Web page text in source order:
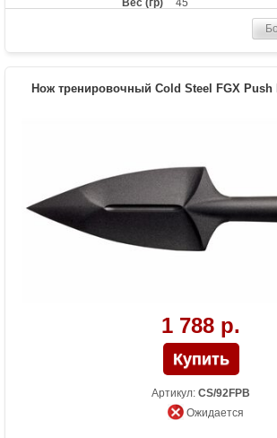
Вес (гр)
45
Нож тренировочный Cold Steel FGX Push
1 788 р.
Артикул: CS/92FPB
Ожидается